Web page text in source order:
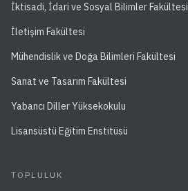
İktisadi, İdari ve Sosyal Bilimler Fakültesi
İletişim Fakültesi
Mühendislik ve Doğa Bilimleri Fakültesi
Sanat ve Tasarım Fakültesi
Yabancı Diller Yüksekokulu
Lisansüstü Eğitim Enstitüsü
TOPLULUK